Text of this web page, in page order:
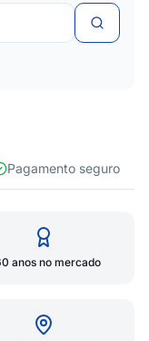
Pagamento seguro
anos no mercado